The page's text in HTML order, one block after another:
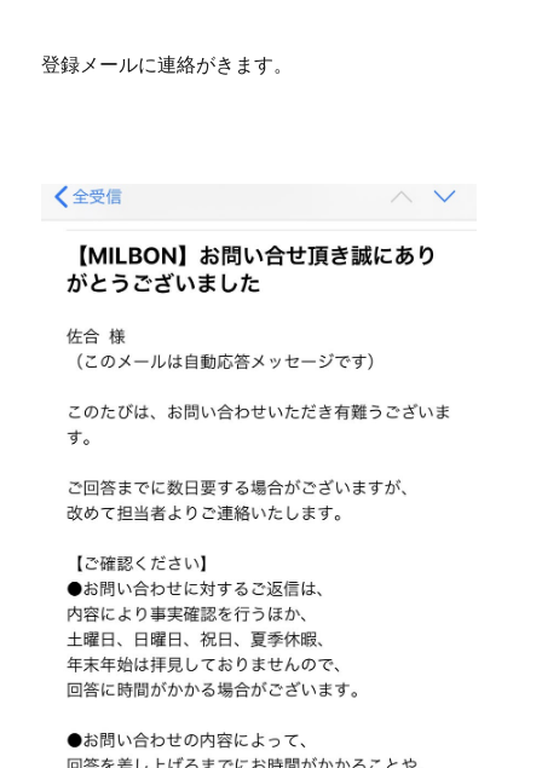
登録メールに連絡がきます。